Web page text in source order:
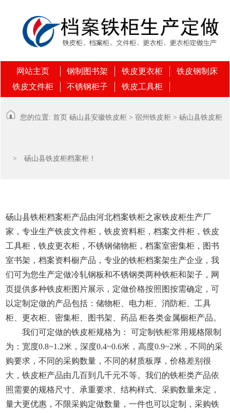
网站主页 钢制图书架 铁皮更衣柜
铁皮钢制床
铁皮文件柜
不锈钢柜子 铁皮工具柜
您的位置: 首页 砀山县安徽铁皮柜 > 宿州铁皮柜 > 砀山县铁皮柜
> 砀山县铁皮柜档案柜！
砀山县铁柜档案柜产品由河北档案铁柜之家铁皮柜生产厂
家，专业生产铁皮文件柜，铁皮资料柜，档案文件柜，铁皮
工具柜，铁皮更衣柜，不锈钢储物柜，档案室密集柜，图书
室书架，档案资料橱产品，专业的铁柜档案架生产企业，我
们可为您生产定做冷轧钢板和不锈钢类两种铁柜和架子，网
页提供多种铁皮柜图片展示，定做价格按照图按需确定，可
以定制定做的产品包括：储物柜、电力柜、消防柜、工具
柜、更衣柜、密集柜、图书架、药品 柜各类金属橱柜产品。
我们可定做的铁皮柜规格为： 可定制铁柜常用规格限制
为：宽度0.8~1.2米，深度0.4~0.6米，高度0.9~2米，不同的采
购要求，不同的采购数量，不同的材质板厚，价格差别很
大，铁皮柜产品由几百到几千元不等。我们的铁柜类产品依
照需要的规格尺寸、承重要求、结构样式、采购数量来定，
量大更优惠，不限采购定做数量，一件也可以定制，采购铁